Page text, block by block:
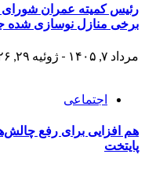
رئیس کمیته عمران شورای
برخی منازل نوسازی شده جنگ ۱۲ روزه در تهران تا
مرداد ۷, ۱۴۰۵ - ژوئیه ۲۹, ۲۰۲۶
اجتماعی
پایتخت